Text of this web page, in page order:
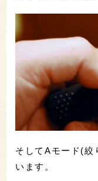
そしてAモード(絞
います。